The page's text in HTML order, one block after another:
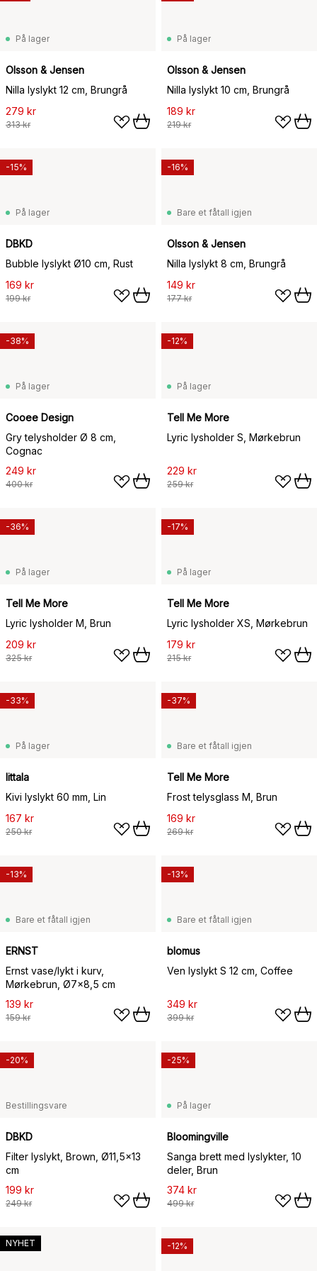
På lager
Olsson & Jensen
Nilla lyslykt 12 cm, Brungrå
279 kr
313 kr
På lager
Olsson & Jensen
Nilla lyslykt 10 cm, Brungrå
189 kr
219 kr
På lager
DBKD
Bubble lyslykt Ø10 cm, Rust
169 kr
199 kr
-15%
Bare et fåtall igjen
Olsson & Jensen
Nilla lyslykt 8 cm, Brungrå
149 kr
177 kr
-16%
På lager
Cooee Design
Gry telysholder Ø 8 cm,
Cognac
249 kr
400 kr
-38%
På lager
Tell Me More
Lyric lysholder S, Mørkebrun
229 kr
259 kr
-12%
På lager
Tell Me More
Lyric lysholder M, Brun
209 kr
325 kr
-36%
På lager
Tell Me More
Lyric lysholder XS, Mørkebrun
179 kr
215 kr
-17%
På lager
Iittala
Kivi lyslykt 60 mm, Lin
167 kr
250 kr
-33%
Bare et fåtall igjen
Tell Me More
Frost telysglass M, Brun
169 kr
269 kr
-37%
Bare et fåtall igjen
ERNST
Ernst vase/lykt i kurv,
Mørkebrun, Ø7x8,5 cm
139 kr
159 kr
-13%
Bare et fåtall igjen
blomus
Ven lyslykt S 12 cm, Coffee
349 kr
399 kr
-13%
Bestillingsvare
DBKD
Filter lyslykt, Brown, Ø11,5x13
cm
199 kr
249 kr
-20%
På lager
Bloomingville
Sanga brett med lyslykter, 10
deler, Brun
374 kr
499 kr
-25%
NYHET -12%